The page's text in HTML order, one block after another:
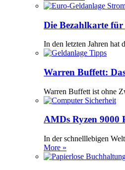
Die Bezahlkarte
In den letzten Jahren hat
Warren Buffett:
Warren Buffett ist ohne
AMDs Ryzen 9000
In der schnelllebigen
More »